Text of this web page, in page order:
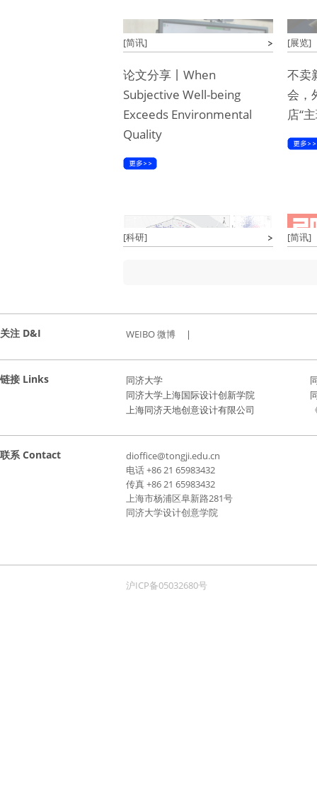
[简讯] [展览]
论文分享丨When
Subjective Well-being
Exceeds Environmental
Quality
[科研]
不卖
会，
店“
[简讯]
关注 D&I WEIBO 微博 |
链接 Links 同济大学
同济大学上海国际设计创新学院
上海同济天地创意设计有限公司
联系 Contact
dioffice@tongji.edu.cn
电话 +86 21 65983432
传真 +86 21 65983432
上海市杨浦区阜新路281号
同济大学设计创意学院
沪ICP备05032680号